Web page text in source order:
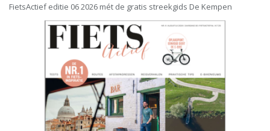
FietsActief editie 06 2026 mét de gratis streekgids De Kempen